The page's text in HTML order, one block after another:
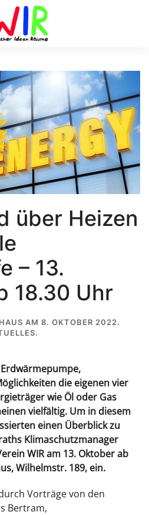
über Heizen
– 13.
18.30 Uhr
AM 8. OKTOBER 2022.
.
die eigenen vier
wie Öl oder Gas
vielfältig. Um in diesem
einen Überblick zu
Klimaschutzmanager
WIR am 13. Oktober ab
Wilhelmstr. 189, ein.
Vorträge von den
Bertram,